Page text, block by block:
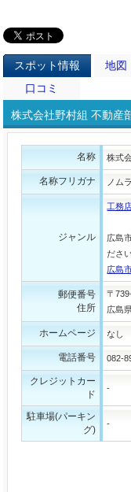
スポット情報 地図
口コミ
株式会社野村組 不動産
名称 株式
名称フリガナ ノム
ジャンル
工務
広島
ださい
広島
郵便番号
住所
〒
広島
ホームページ なし
電話番号 082-
クレジットカー
ド
-
駐車場(パーキン
グ)
-